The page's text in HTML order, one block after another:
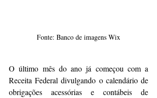
Fonte: Banco de imagens Wix
O último mês do ano já começou com a
Receita Federal divulgando o calendário de
obrigações acessórias e contábeis de